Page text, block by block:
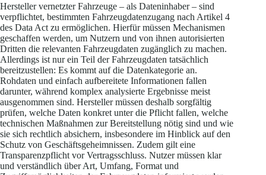
Hersteller vernetzter Fahrzeuge – als Dateninhaber – sind
verpflichtet, bestimmten Fahrzeugdatenzugang nach Artikel 4
des Data Act zu ermöglichen. Hierfür müssen Mechanismen
geschaffen werden, um Nutzern und von ihnen autorisierten
Dritten die relevanten Fahrzeugdaten zugänglich zu machen.
Allerdings ist nur ein Teil der Fahrzeugdaten tatsächlich
bereitzustellen: Es kommt auf die Datenkategorie an.
Rohdaten und einfach aufbereitete Informationen fallen
darunter, während komplex analysierte Ergebnisse meist
ausgenommen sind. Hersteller müssen deshalb sorgfältig
prüfen, welche Daten konkret unter die Pflicht fallen, welche
technischen Maßnahmen zur Bereitstellung nötig sind und wie
sie sich rechtlich absichern, insbesondere im Hinblick auf den
Schutz von Geschäftsgeheimnissen. Zudem gilt eine
Transparenzpflicht vor Vertragsschluss. Nutzer müssen klar
und verständlich über Art, Umfang, Format und